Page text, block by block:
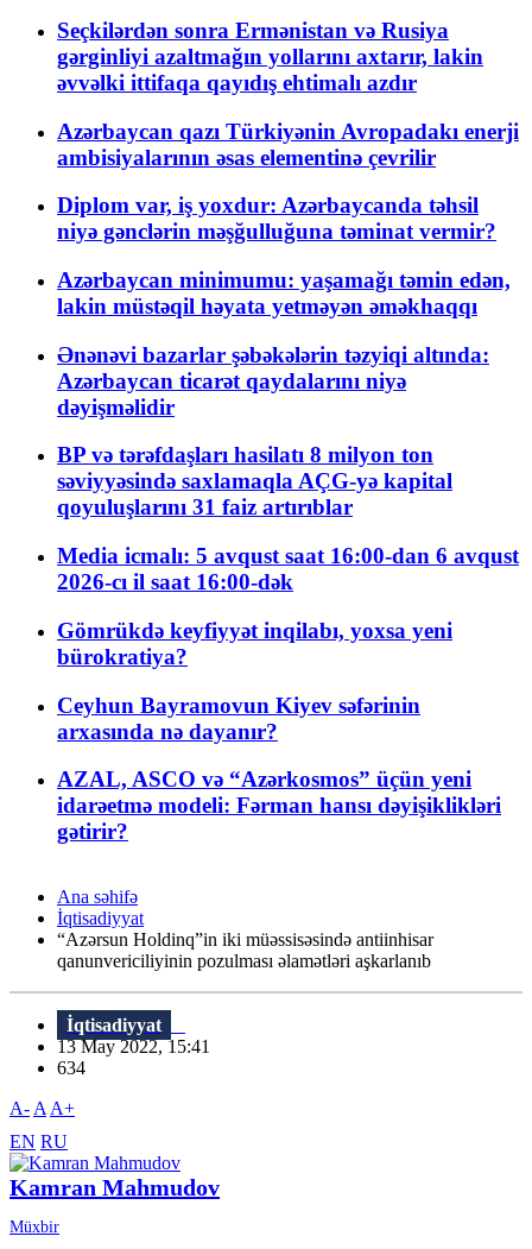
Seçkilərdən sonra Ermənistan və Rusiya
gərginliyi azaltmağın yollarını axtarır, lakin
əvvəlki ittifaqa qayıdış ehtimalı azdır
Azərbaycan qazı Türkiyənin Avropadakı enerji
ambisiyalarının əsas elementinə çevrilir
Diplom var, iş yoxdur: Azərbaycanda təhsil
niyə gənclərin məşğulluğuna təminat vermir?
Azərbaycan minimumu: yaşamağı təmin edən,
lakin müstəqil həyata yetməyən əməkhaqqı
Ənənəvi bazarlar şəbəkələrin təzyiqi altında:
Azərbaycan ticarət qaydalarını niyə
dəyişməlidir
BP və tərəfdaşları hasilatı 8 milyon ton
səviyyəsində saxlamaqla AÇG-yə kapital
qoyuluşlarını 31 faiz artırıblar
Media icmalı: 5 avqust saat 16:00-dan 6 avqust
2026-cı il saat 16:00-dək
Gömrükdə keyfiyyət inqilabı, yoxsa yeni
bürokratiya?
Ceyhun Bayramovun Kiyev səfərinin
arxasında nə dayanır?
AZAL, ASCO və “Azərkosmos” üçün yeni
idarəetmə modeli: Fərman hansı dəyişiklikləri
gətirir?
Ana səhifə
İqtisadiyyat
“Azərsun Holdinq”in iki müəssisəsində antiinhisar
qanunvericiliyinin pozulması əlamətləri aşkarlanıb
İqtisadiyyat
13 May 2022, 15:41
634
A- A A+
EN RU
Kamran Mahmudov
Müxbir